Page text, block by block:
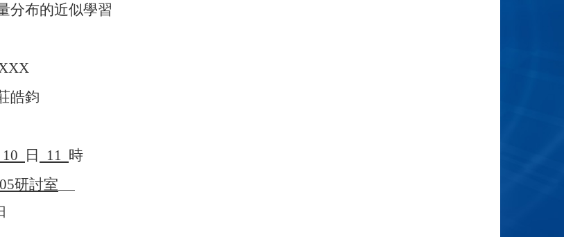
分布的近似學習
皓鈞
10 日 11 時
研討室